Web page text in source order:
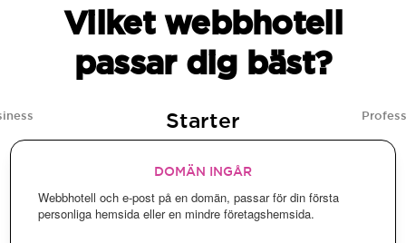
Vilket webbhotell
passar dig bäst?
Starter
DOMÄN INGÅR
Webbhotell och e-post på en domän, passar för din första
personliga hemsida eller en mindre företagshemsida.